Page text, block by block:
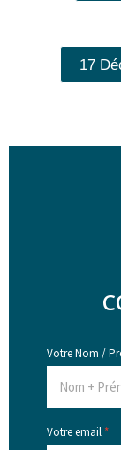
17
Votre Nom /
Votre email *